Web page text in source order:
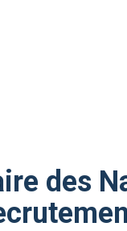
des